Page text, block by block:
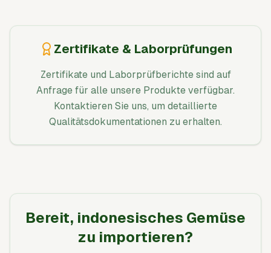
Zertifikate & Laborprüfungen
Zertifikate und Laborprüfberichte sind auf
Anfrage für alle unsere Produkte verfügbar.
Kontaktieren Sie uns, um detaillierte
Qualitätsdokumentationen zu erhalten.
Bereit, indonesisches Gemüse
zu importieren?